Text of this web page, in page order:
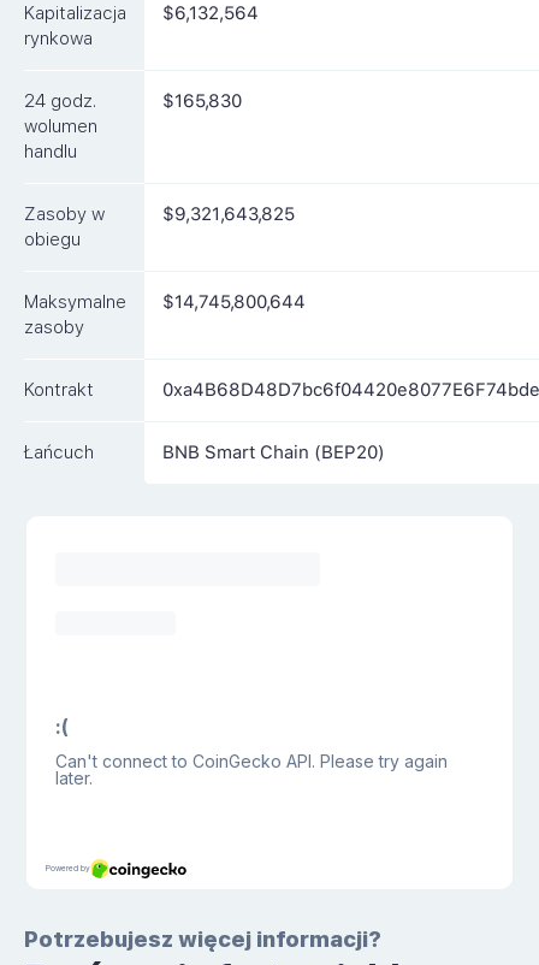
Rynki
FAQ
Kapitalizacja
rynkowa
$6,132,564
24 godz.
wolumen
handlu
$165,830
Zasoby w
obiegu
$9,321,643,825
Maksymalne
zasoby
$14,745,800,644
Kontrakt
Łańcuch BNB Smart Chain (BEP20)
Potrzebujesz więcej informacji?